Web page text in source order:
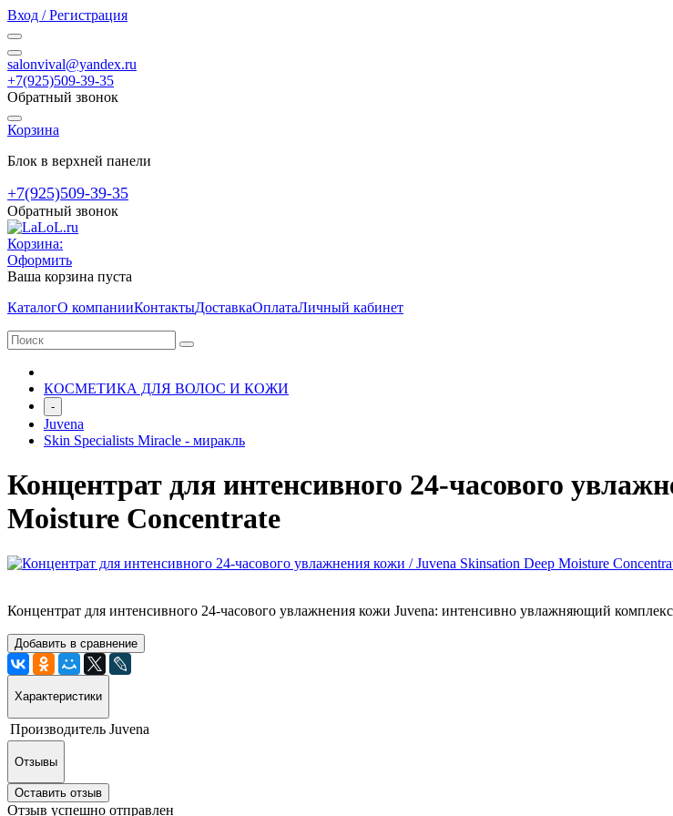
Вход / Регистрация
salonvival@yandex.ru
+7(925)509-39-35
Обратный звонок
Корзина
Блок в верхней панели
+7(925)509-39-35
Обратный звонок
Корзина:
Оформить
Ваша корзина пуста
КаталогО компанииКонтактыДоставкаОплатаЛичный кабинет
КОСМЕТИКА ДЛЯ ВОЛОС И КОЖИ
-
Juvena
Skin Specialists Miracle - миракль
Концентрат для интенсивного 24-часового
Moisture Concentrate
Концентрат для интенсивного 24-часового увлажнения кожи Juvena: интенсивно увлажняющий
Добавить в сравнение
Характеристики
Производитель Juvena
Отзывы
Оставить отзыв
Отзыв успешно отправлен